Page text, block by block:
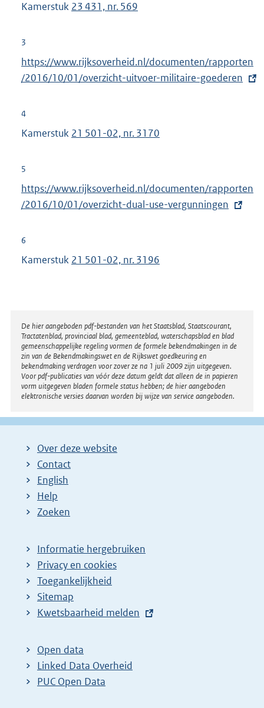
i
:
Kamerstuk 23 431, nr. 569
3
E
x
e
n
l
i
n
:
https://www.rijksoverheid.nl/documenten/rapporten
/2016/10/01/overzicht-uitvoer-militaire-goederen
4
Kamerstuk 21 501-02, nr. 3170
5
E
x
e
n
k
:
https://www.rijksoverheid.nl/documenten/rapporten
/2016/10/01/overzicht-dual-use-vergunningen
6
Kamerstuk 21 501-02, nr. 3196
Disclaimer
De hier aangeboden pdf-bestanden van het Staatsblad, Staatscourant,
Tractatenblad, provinciaal blad, gemeenteblad, waterschapsblad en blad
gemeenschappelijke regeling vormen de formele bekendmakingen in de
zin van de Bekendmakingswet en de Rijkswet goedkeuring en
bekendmaking verdragen voor zover ze na 1 juli 2009 zijn uitgegeven.
Voor pdf-publicaties van vóór deze datum geldt dat alleen de in papieren
vorm uitgegeven bladen formele status hebben; de hier aangeboden
elektronische versies daarvan worden bij wijze van service aangeboden.
Over deze website
Contact
English
Help
Zoeken
Informatie hergebruiken
Privacy en cookies
Toegankelijkheid
Sitemap
E
t
e
r
Kwetsbaarheid melden
Open data
Linked Data Overheid
PUC Open Data